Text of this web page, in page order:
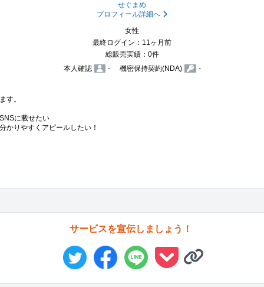
せぐまめ
プロフィール詳細へ
女性
最終ログイン：11ヶ月前
総販売実績：0件
本人確認
- 機密保持契約(NDA) -
す。
に載せたい
かりやすくアピールしたい！
サービスを宣伝しましょう！